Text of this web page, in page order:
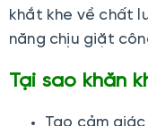
khắt khe về chất
năng chịu giặt
Tại sao khăn
Tạo cảm